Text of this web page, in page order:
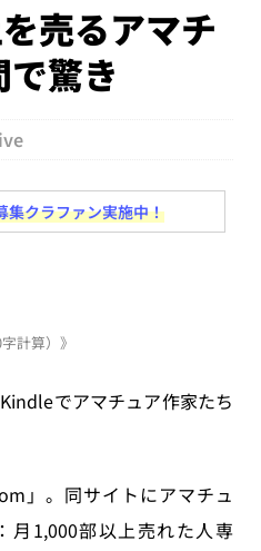
刊出版ニュースまとめ 2026.08.02
刊出版ニュースまとめ 2026.08.01
答を返すチャットボットを設置など
ト提供開始など 日刊出版ニュースま
権委員会設置を公表など 日刊出版ニュ
売るアマチ
驚き
集クラファン実施中！
計算）》
でアマチュア作家たち
」。同サイトにアマチュ
月1,000部以上売れた人専